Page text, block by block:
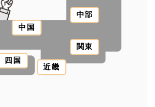
関東
中部
近畿
中国
四国